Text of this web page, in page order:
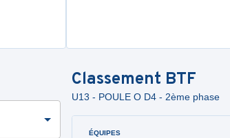
Classement BTF
U13 - POULE O D4 - 2ème phase
ÉQUIPES